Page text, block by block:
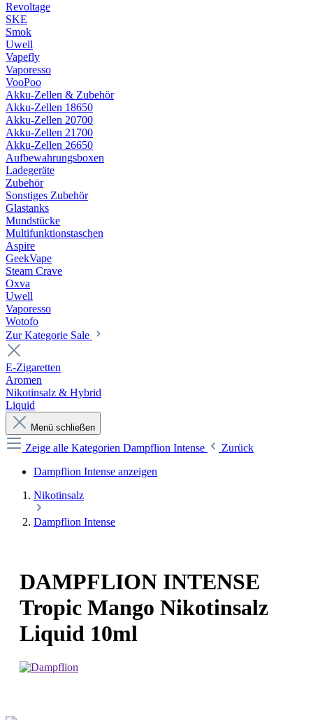
Revoltage
SKE
Smok
Uwell
Vapefly
Vaporesso
VooPoo
Akku-Zellen & Zubehör
Akku-Zellen 18650
Akku-Zellen 20700
Akku-Zellen 21700
Akku-Zellen 26650
Aufbewahrungsboxen
Ladegeräte
Zubehör
Sonstiges Zubehör
Glastanks
Mundstücke
Multifunktionstaschen
Aspire
GeekVape
Steam Crave
Oxva
Uwell
Vaporesso
Wotofo
Zur Kategorie Sale
E-Zigaretten
Aromen
Nikotinsalz & Hybrid
Liquid
Menü schließen
Zeige alle Kategorien Dampflion Intense
Zurück
Dampflion Intense anzeigen
Nikotinsalz
Dampflion Intense
DAMPFLION INTENSE
Tropic Mango Nikotinsalz
Liquid 10ml